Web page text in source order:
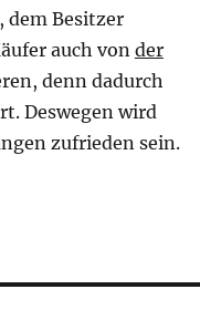
dem Besitzer
auch von der
denn dadurch
Deswegen wird
zufrieden sein.